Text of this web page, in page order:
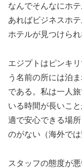
なんでそんなにホ
あればビジネスホ
ホテルが見つけら
エジプトはピンキ
う名前の所には泊
である。私は一人
いる時間が長いこ
適で安心できる場
のがない（海外で
スタッフの態度が